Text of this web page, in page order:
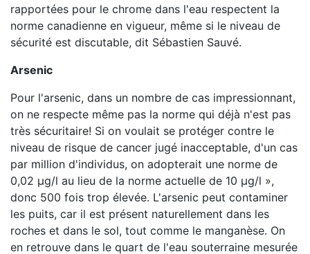
rapportées pour le chrome dans l'eau respectent la
norme canadienne en vigueur, même si le niveau de
sécurité est discutable, dit Sébastien Sauvé.
Arsenic
Pour l'arsenic, dans un nombre de cas impressionnant,
on ne respecte même pas la norme qui déjà n'est pas
très sécuritaire! Si on voulait se protéger contre le
niveau de risque de cancer jugé inacceptable, d'un cas
par million d'individus, on adopterait une norme de
0,02 µg/l au lieu de la norme actuelle de 10 µg/l »,
donc 500 fois trop élevée. L'arsenic peut contaminer
les puits, car il est présent naturellement dans les
roches et dans le sol, tout comme le manganèse. On
en retrouve dans le quart de l'eau souterraine mesurée